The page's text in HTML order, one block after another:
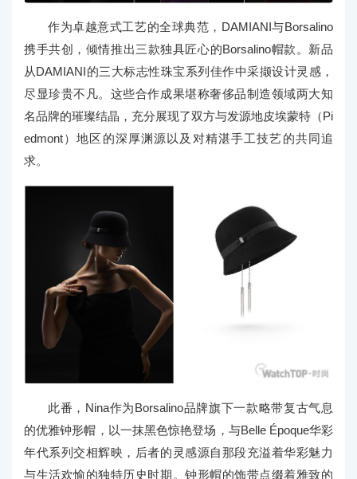
作为卓越意式工艺的全球典范，DAMIANI与Borsalino
携手共创，倾情推出三款独具匠心的Borsalino帽款。新品
从DAMIANI的三大标志性珠宝系列佳作中采撷设计灵感，
尽显珍贵不凡。这些合作成果堪称奢侈品制造领域两大知
名品牌的璀璨结晶，充分展现了双方与发源地皮埃蒙特（Pi
edmont）地区的深厚渊源以及对精湛手工技艺的共同追
求。
此番，Nina作为Borsalino品牌旗下一款略带复古气息
的优雅钟形帽，以一抹黑色惊艳登场，与Belle Époque华彩
年代系列交相辉映，后者的灵感源自那段充溢着华彩魅力
与生活欢愉的独特历史时期。钟形帽的饰带点缀着雅致的